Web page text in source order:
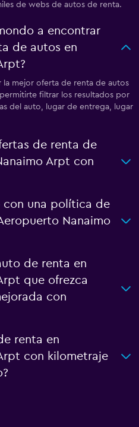
de webs de autos de renta.
a encontrar
de autos en
mejor oferta de renta de autos
filtrar los resultados por
del auto, lugar de entrega, lugar
de renta de
Arpt con
con una política de
Nanaimo
de renta en
que ofrezca
con
renta en
con kilometraje